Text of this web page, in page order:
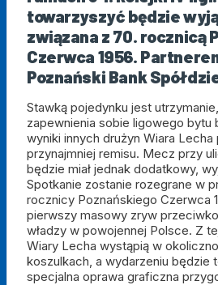
towarzyszyć będzie
związana z 70. rocznicą
Czerwca 1956.
Poznański Bank
Stawką pojedynku jest
zapewnienia sobie ligowego bytu
wyniki innych drużyn Wiara Lecha
przynajmniej remisu. Mecz przy
będzie miał jednak dodatkowy,
Spotkanie zostanie rozegrane w
rocznicy Poznańskiego Czerwca
pierwszy masowy zryw
władzy w powojennej Polsce. Z
Wiary Lecha wystąpią w
koszulkach, a wydarzeniu będzie
specjalna oprawa graficzna